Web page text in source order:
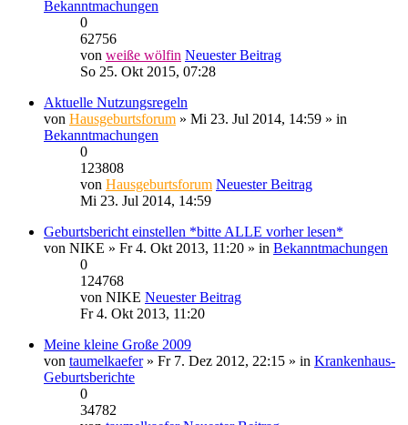
Bekanntmachungen
0
62756
von weiße wölfin Neuester Beitrag
So 25. Okt 2015, 07:28
Aktuelle Nutzungsregeln
von Hausgeburtsforum » Mi 23. Jul 2014, 14:59 » in
Bekanntmachungen
0
123808
von Hausgeburtsforum Neuester Beitrag
Mi 23. Jul 2014, 14:59
Geburtsbericht einstellen *bitte ALLE vorher lesen*
von NIKE » Fr 4. Okt 2013, 11:20 » in Bekanntmachungen
0
124768
von NIKE Neuester Beitrag
Fr 4. Okt 2013, 11:20
Meine kleine Große 2009
von taumelkaefer» Fr 7. Dez 2012, 22:15 » in Krankenhaus-
Geburtsberichte
0
34782